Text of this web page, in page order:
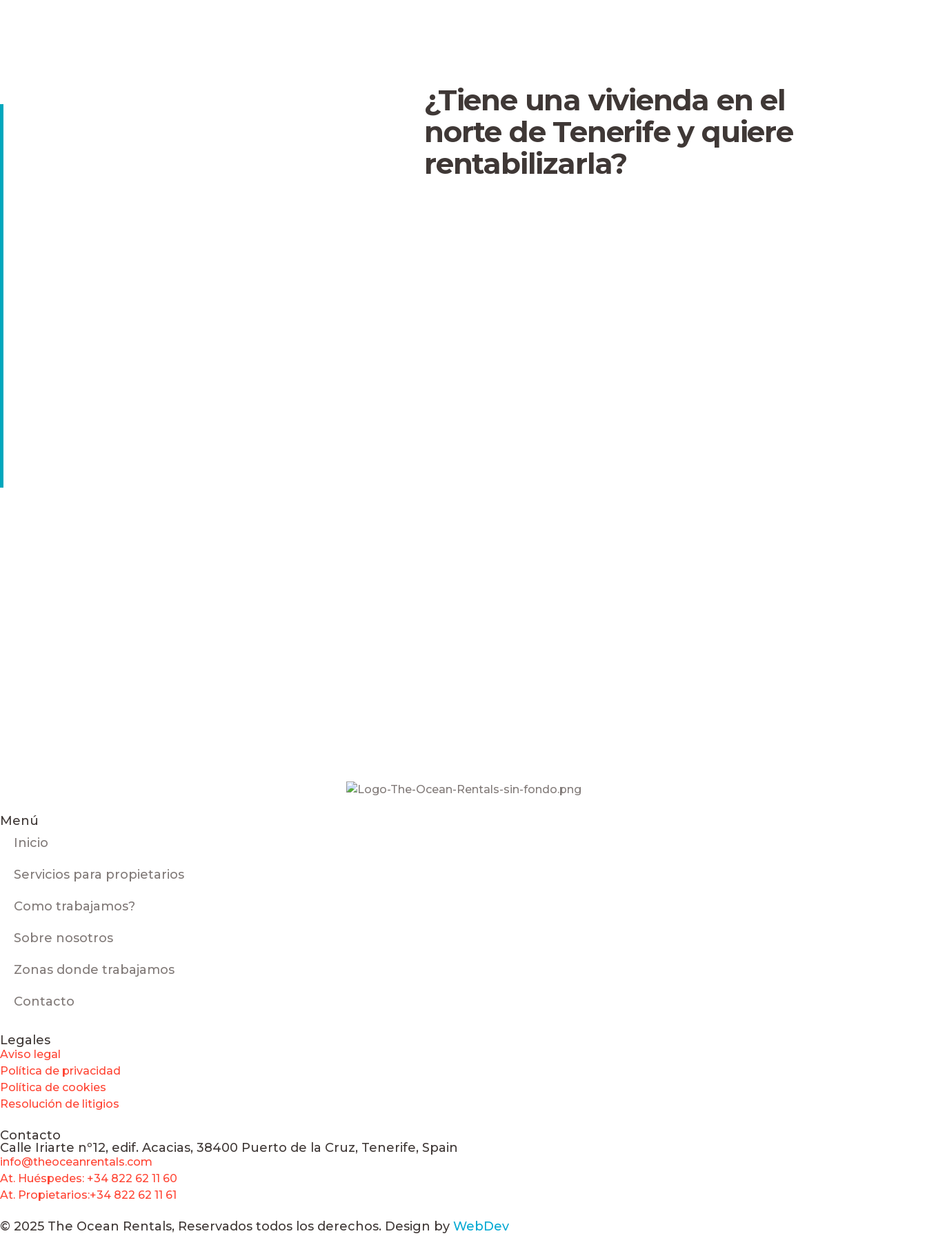
¿Tiene una vivienda en el
norte de Tenerife y quiere
rentabilizarla?
Menú
Inicio
Servicios para propietarios
Como trabajamos?
Sobre nosotros
Zonas donde trabajamos
Contacto
Legales
Aviso legal
Política de privacidad
Política de cookies
Resolución de litigios
Contacto
Calle Iriarte nº12, edif. Acacias, 38400 Puerto de la Cruz, Tenerife, Spain
info@theoceanrentals.com
At. Huéspedes: +34 822 62 11 60
At. Propietarios:+34 822 62 11 61
© 2025 The Ocean Rentals, Reservados todos los derechos. Design by WebDev